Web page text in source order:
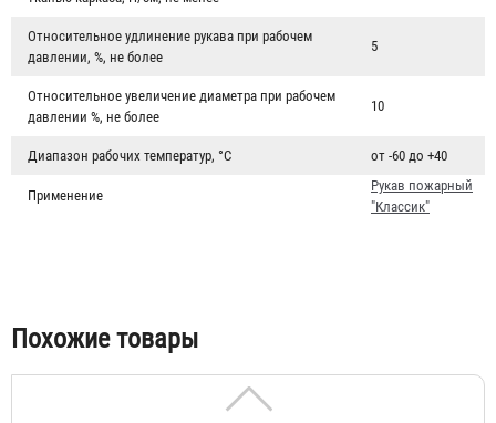
Относительное удлинение рукава при рабочем
давлении, %, не более
5
Относительное увеличение диаметра при рабочем
давлении %, не более
10
Диапазон рабочих температур, °C от -60 до +40
Применение
Рукав пожарный
"Классик"
Похожие товары
Рукав пожарный "Классик" РПК(В)-40-1,0-УХЛ1